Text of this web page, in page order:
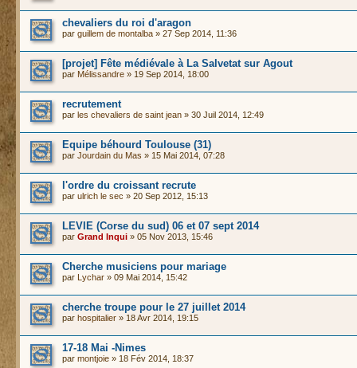
chevaliers du roi d'aragon
par guillem de montalba » 27 Sep 2014, 11:36
[projet] Fête médiévale à La Salvetat sur Agout
par Mélissandre » 19 Sep 2014, 18:00
recrutement
par les chevaliers de saint jean » 30 Juil 2014, 12:49
Equipe béhourd Toulouse (31)
par Jourdain du Mas » 15 Mai 2014, 07:28
l'ordre du croissant recrute
par ulrich le sec » 20 Sep 2012, 15:13
LEVIE (Corse du sud) 06 et 07 sept 2014
par Grand Inqui » 05 Nov 2013, 15:46
Cherche musiciens pour mariage
par Lychar » 09 Mai 2014, 15:42
cherche troupe pour le 27 juillet 2014
par hospitalier » 18 Avr 2014, 19:15
17-18 Mai -Nimes
par montjoie » 18 Fév 2014, 18:37